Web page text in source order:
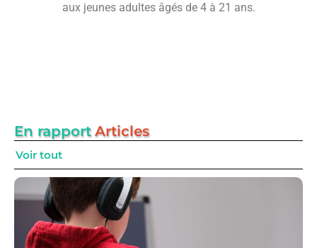
aux jeunes adultes âgés de 4 à 21 ans.
En rapport Articles
Voir tout